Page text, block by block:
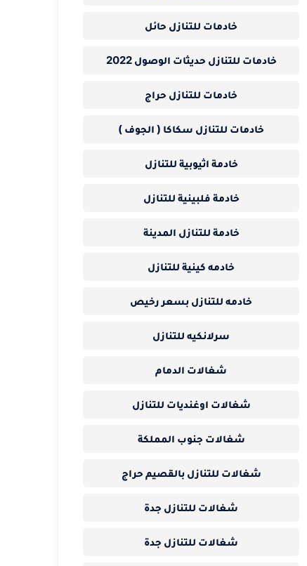
خادمات للتنازل حائل
خادمات للتنازل حديثات الوصول 2022
خادمات للتنازل حراج
خادمات للتنازل سكاكا ( الجوف )
خادمة اثيوبية للتنازل
خادمة فلبينية للتنازل
خادمة للتنازل المدينة
خادمه كينية للتنازل
خادمه للتنازل بسعر رخيص
سرلانكيه للتنازل
شغالات الدمام
شغالات اوغنديات للتنازل
شغالات جنوب المملكة
شغالات للتنازل بالقصيم حراج
شغالات للتنازل جدة
شغالات للتنازل جدة